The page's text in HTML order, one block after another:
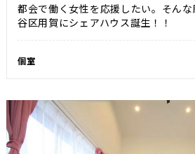
都会で働く女性を応援したい。そん
谷区用賀にシェアハウス誕生！！
個室